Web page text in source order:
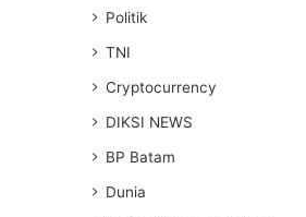
Politik
TNI
Cryptocurrency
DIKSI NEWS
BP Batam
Dunia